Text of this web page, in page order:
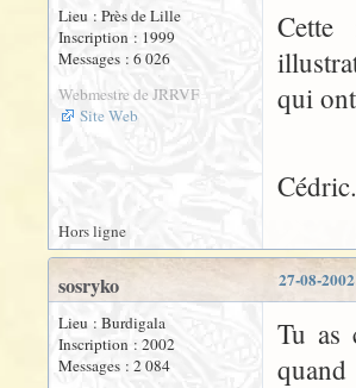
Lieu : Près de Lille
Inscription : 1999
Messages : 6 026
Webmestre de JRRVF
Site Web
Cette
qui
Cédric.
Hors ligne
27-08-
sosryko
Lieu : Burdigala
Inscription : 2002
Messages : 2 084
Tu as